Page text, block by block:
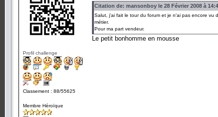
Profil challenge
Classement : 88/55625
Membre Héroïque
Citation de: mansonboy le 28 Février 2008 à
Salut, j'ai fait le tour du forum et je n'ai pas encore vu
métier.
Pour ma part vendeur.
Le petit bonhomme en mousse